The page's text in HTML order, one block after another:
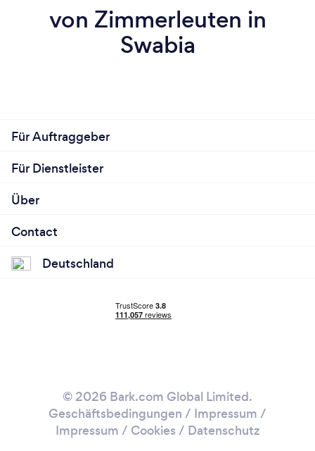
von Zimmerleuten in
Swabia
Für Auftraggeber
Für Dienstleister
Über
Contact
Deutschland
© 2026 Bark.com Global Limited.
Geschäftsbedingungen / Impressum /
Impressum / Cookies / Datenschutz